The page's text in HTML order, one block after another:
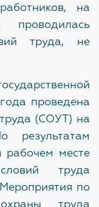
на
проводилась
труда, не
проведена
(СОУТ) на
месте
труда
по
труда